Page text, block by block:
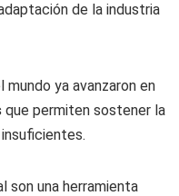
de la industria
ya avanzaron en
que permiten sostener la
son una herramienta